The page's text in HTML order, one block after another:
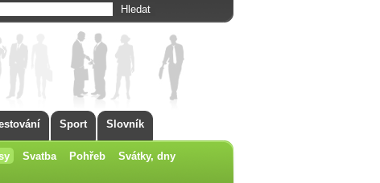
Sport Slovník
Svatba Pohřeb
Svátky, dny